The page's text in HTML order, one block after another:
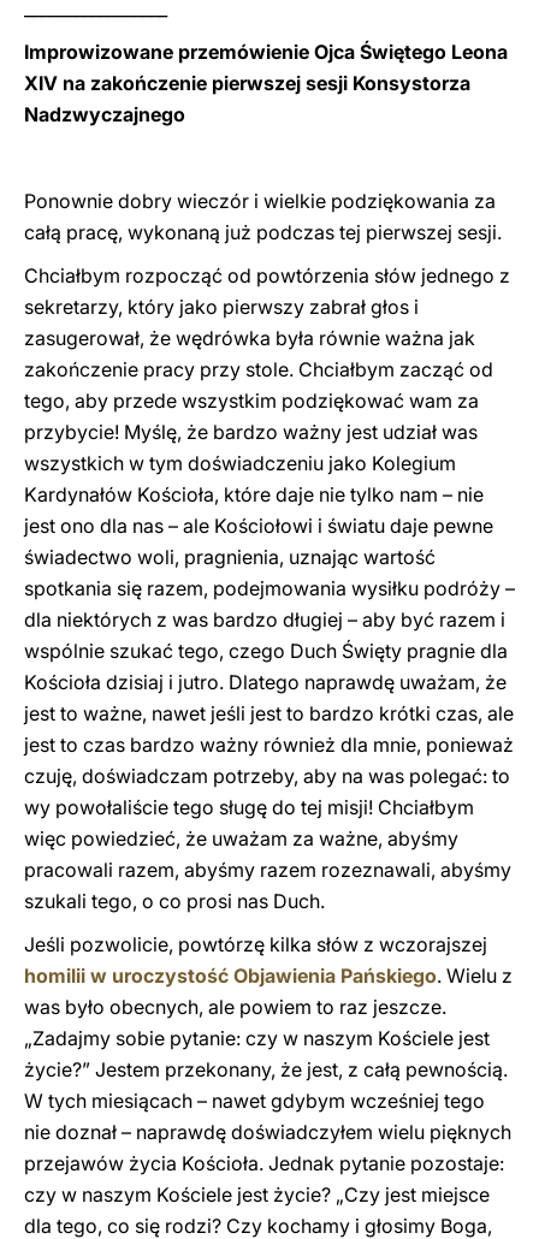
Improwizowane przemówienie Ojca Świętego Leona
XIV na zakończenie pierwszej sesji Konsystorza
Nadzwyczajnego
Ponownie dobry wieczór i wielkie podziękowania za
całą pracę, wykonaną już podczas tej pierwszej sesji.
Chciałbym rozpocząć od powtórzenia słów jednego z
sekretarzy, który jako pierwszy zabrał głos i
zasugerował, że wędrówka była równie ważna jak
zakończenie pracy przy stole. Chciałbym zacząć od
tego, aby przede wszystkim podziękować wam za
przybycie! Myślę, że bardzo ważny jest udział was
wszystkich w tym doświadczeniu jako Kolegium
Kardynałów Kościoła, które daje nie tylko nam – nie
jest ono dla nas – ale Kościołowi i światu daje pewne
świadectwo woli, pragnienia, uznając wartość
spotkania się razem, podejmowania wysiłku podróży –
dla niektórych z was bardzo długiej – aby być razem i
wspólnie szukać tego, czego Duch Święty pragnie dla
Kościoła dzisiaj i jutro. Dlatego naprawdę uważam, że
jest to ważne, nawet jeśli jest to bardzo krótki czas, ale
jest to czas bardzo ważny również dla mnie, ponieważ
czuję, doświadczam potrzeby, aby na was polegać: to
wy powołaliście tego sługę do tej misji! Chciałbym
więc powiedzieć, że uważam za ważne, abyśmy
pracowali razem, abyśmy razem rozeznawali, abyśmy
szukali tego, o co prosi nas Duch.
Jeśli pozwolicie, powtórzę kilka słów z wczorajszej
homilii w uroczystość Objawienia Pańskiego. Wielu z
was było obecnych, ale powiem to raz jeszcze.
„Zadajmy sobie pytanie: czy w naszym Kościele jest
życie?” Jestem przekonany, że jest, z całą pewnością.
W tych miesiącach – nawet gdybym wcześniej tego
nie doznał – naprawdę doświadczyłem wielu pięknych
przejawów życia Kościoła. Jednak pytanie pozostaje:
czy w naszym Kościele jest życie? „Czy jest miejsce
dla tego, co się rodzi? Czy kochamy i głosimy Boga,